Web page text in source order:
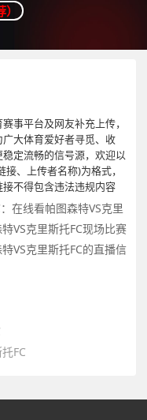
事平台及网友补充上传，
大体育爱好者寻觅、收
定流畅的信号源，欢迎以
、上传者名称)为格式，
不得包含违法违规内容
在线看帕图森特VS克里
VS克里斯托FC现场比赛
VS克里斯托FC的直播信
FC